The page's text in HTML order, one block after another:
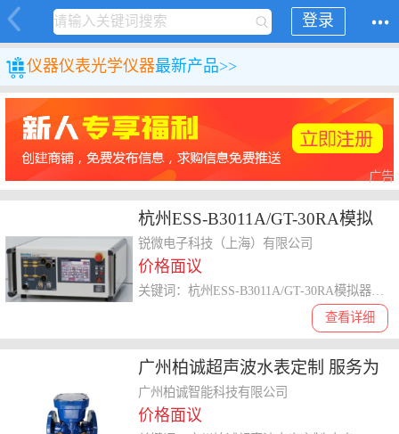
登录
仪器仪表光学仪器最新产品>>
广告
杭州ESS-B3011A/GT-30RA模拟
器代理 锐微电子供应
锐微电子科技（上海）有限公司
价格面议
查看详细
广州柏诚超声波水表定制 服务为
先 广州柏诚智能科技供应
广州柏诚智能科技有限公司
价格面议